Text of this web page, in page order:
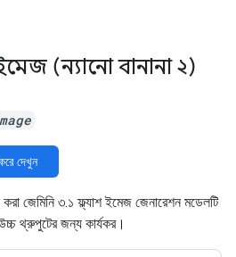
ইমেজ (ন্যানো বানানা ২)
দেখুন
জেমিনি ৩.১ ফ্ল্যাশ ইমেজ জেনারেশন মডেলটি
উচ্চ থ্রুপুটের জন্য কার্যকর।